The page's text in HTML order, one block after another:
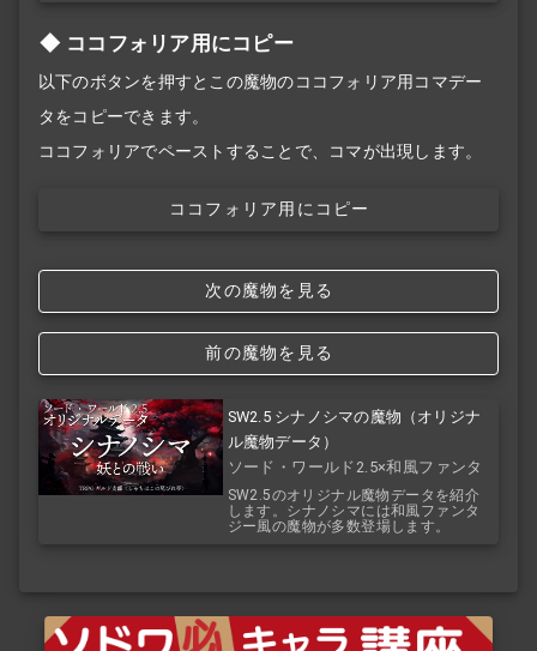
ココフォリア用にコピー
以下のボタンを押すとこの魔物のココフォリア用コマデー
タをコピーできます。
ココフォリアでペーストすることで、コマが出現します。
ココフォリア用にコピー
次の魔物を見る
前の魔物を見る
SW2.5 シナノシマの魔物（オリジナ
ル魔物データ）
ソード・ワールド2.5×和風ファンタ
ジー
SW2.5のオリジナル魔物データを紹介
します。シナノシマには和風ファンタ
ジー風の魔物が多数登場します。